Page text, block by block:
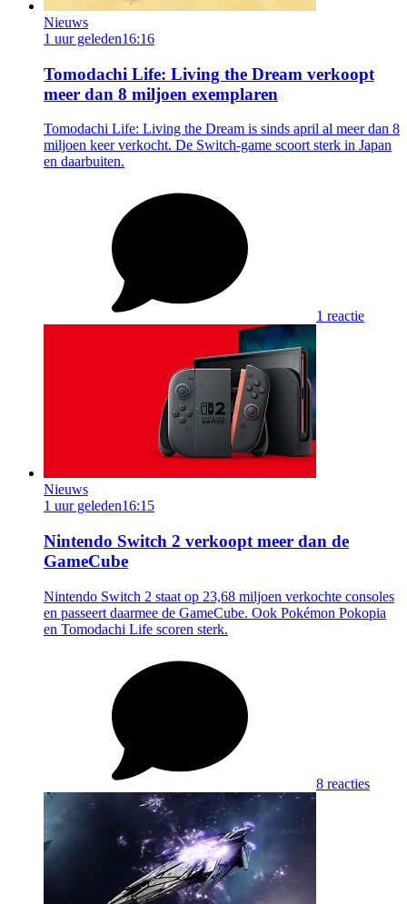
Nieuws
1 uur geleden16:16
Tomodachi Life: Living the Dream verkoopt
meer dan 8 miljoen exemplaren
Tomodachi Life: Living the Dream is sinds april al meer dan 8
miljoen keer verkocht. De Switch-game scoort sterk in Japan
en daarbuiten.
1 reactie
Nieuws
1 uur geleden16:15
Nintendo Switch 2 verkoopt meer dan de
GameCube
Nintendo Switch 2 staat op 23,68 miljoen verkochte consoles
en passeert daarmee de GameCube. Ook Pokémon Pokopia
en Tomodachi Life scoren sterk.
8 reacties